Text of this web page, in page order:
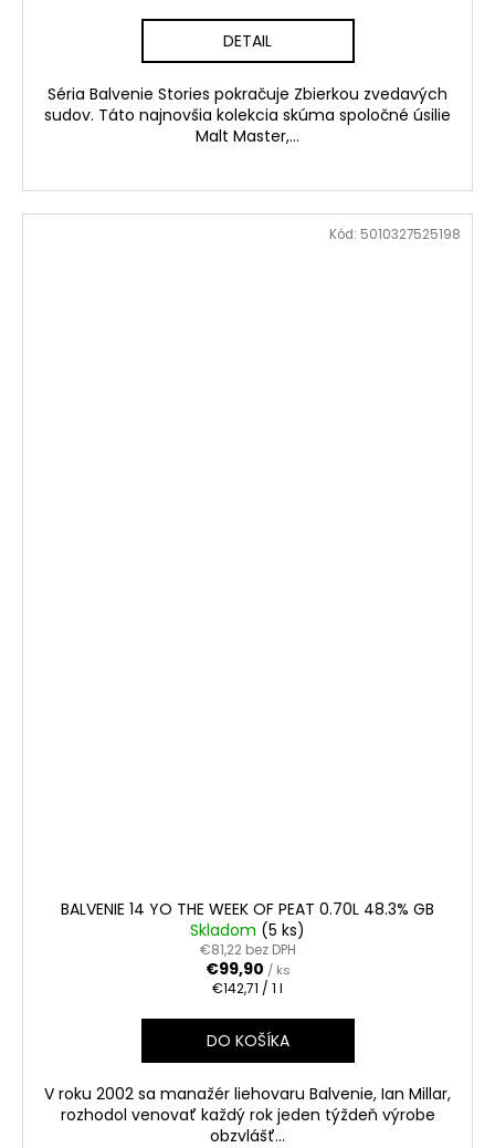
DETAIL
Séria Balvenie Stories pokračuje Zbierkou zvedavých
sudov. Táto najnovšia kolekcia skúma spoločné úsilie
Malt Master,...
BALVENIE 14 YO THE WEEK OF PEAT 0.70L 48.3% GB
Skladom (5 ks)
€81,22 bez DPH
€99,90 / ks
Jednotková
€142,71 / 1 l
DO KOŠÍKA
V roku 2002 sa manažér liehovaru Balvenie, Ian Millar,
rozhodol venovať každý rok jeden týždeň výrobe
obzvlášť...
Kód: 5010327525198